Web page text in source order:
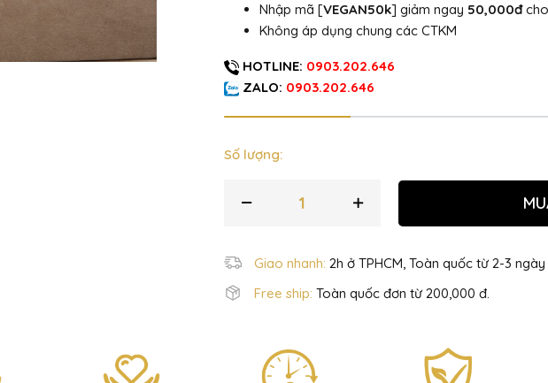
Nhập mã [VEGAN50k] giảm ngay 50,000đ
Không áp dụng chung các CTKM
HOTLINE: 0903.202.646
ZALO: 0903.202.646
Số lượng:
Giao nhanh: 2h ở TPHCM, Toàn quốc từ 2-3 ngày
Free ship: Toàn quốc đơn từ 200,000 đ.